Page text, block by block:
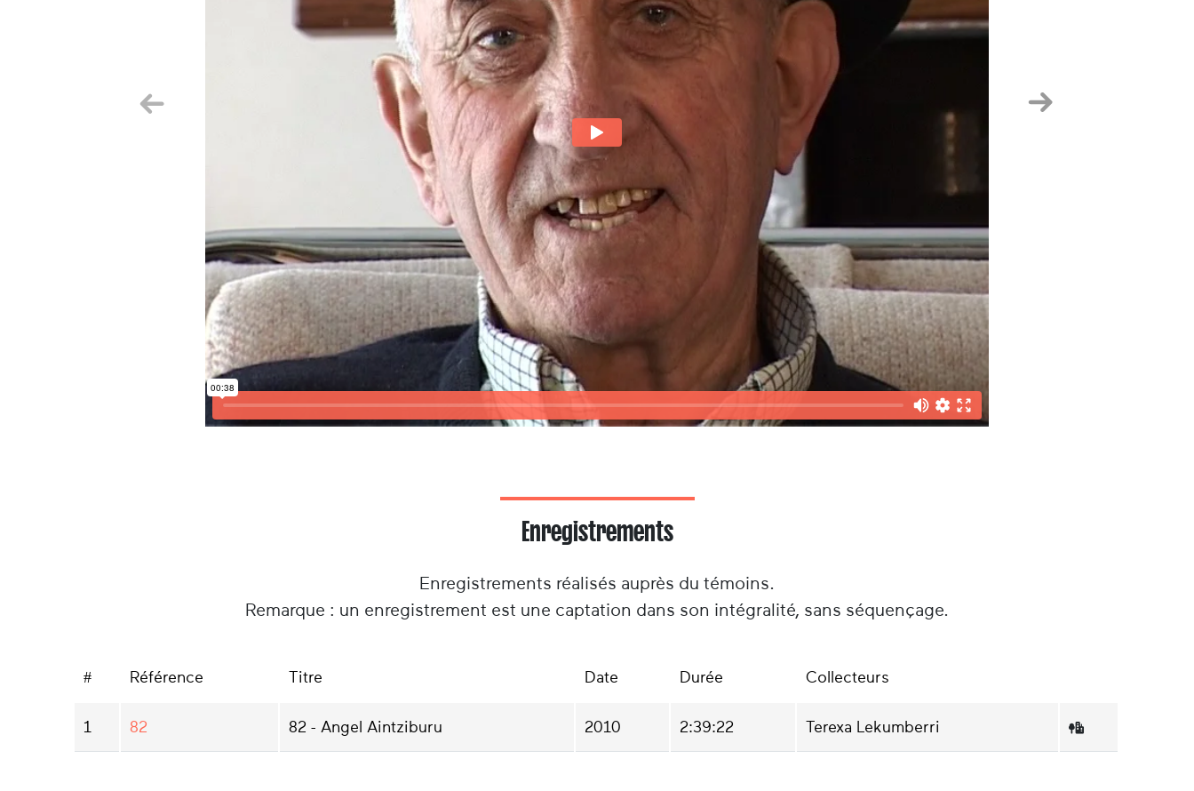
Précedent Suivant
Enregistrements
Enregistrements réalisés auprès du témoins.
Remarque : un enregistrement est une captation dans son intégralité, sans séquençage.
# Référence Titre Date Durée Collecteurs
1 82 82 - Angel Aintziburu 2010 2:39:22 Terexa Lekumberri